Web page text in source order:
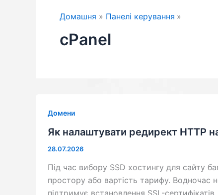
Домашня Панелі керування
cPanel
Домени
Як налаштувати редирект HTTP
28.07.2026
Під час вибору SSD хостингу для сайту
простору або вартість тарифу.